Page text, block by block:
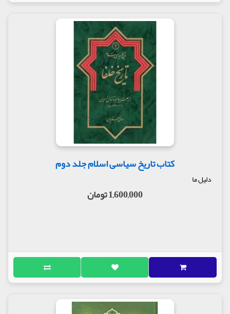
کتاب تاریخ سیاسی اسلام جلد دوم
دلیل ما
1,600,000 تومان